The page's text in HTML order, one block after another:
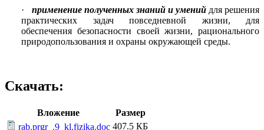
·
применение полученных знаний и умений для решения
практических задач повседневной жизни, для
обеспечения безопасности своей жизни, рационального
природопользования и охраны окружающей среды.
Скачать:
Вложение
Размер
rab.prgr_.9_kl.fizika.doc 407.5 КБ